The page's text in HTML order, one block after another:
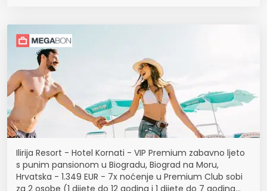
Ilirija Resort - Hotel Kornati - VIP Premium zabavno ljeto
s punim pansionom u Biogradu, Biograd na Moru,
Hrvatska - 1.349 EUR - 7x noćenje u Premium Club sobi
za 2 osobe (1 dijete do 12 godina i 1 dijete do 7 godina